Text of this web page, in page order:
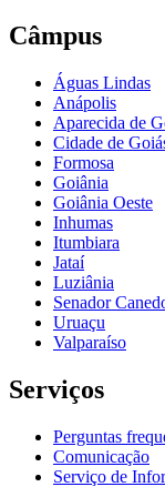
Câmpus
Águas Lindas
Anápolis
Aparecida de
Cidade de
Formosa
Goiânia
Goiânia Oeste
Inhumas
Itumbiara
Jataí
Luziânia
Senador
Uruaçu
Valparaíso
Serviços
Perguntas
Comunicação
Serviço de